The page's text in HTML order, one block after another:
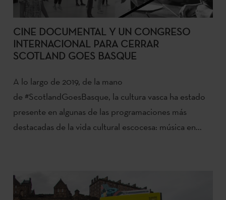
CINE DOCUMENTAL Y UN CONGRESO
INTERNACIONAL PARA CERRAR
SCOTLAND GOES BASQUE
A lo largo de 2019, de la mano
de #ScotlandGoesBasque, la cultura vasca ha estado
presente en algunas de las programaciones más
destacadas de la vida cultural escocesa: música en...